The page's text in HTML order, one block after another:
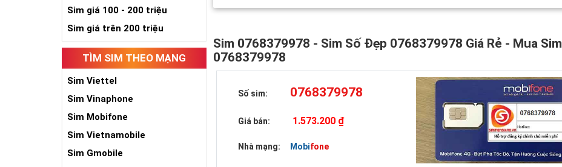
Sim giá 100 - 200 triệu
Sim giá trên 200 triệu
TÌM SIM THEO MẠNG
Sim Viettel
Sim Vinaphone
Sim Mobifone
Sim Vietnamobile
Sim Gmobile
Sim 0768379978 - Sim Số Đẹp 0768379978 Giá Rẻ - Mua Sim
0768379978
Số sim: 0768379978
Giá bán: 1.573.200 ₫
Nhà mạng: Mobifone